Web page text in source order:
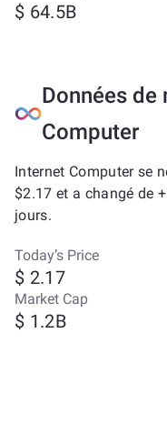
$ 64.5B
Données de
Computer
Internet Computer se
$2.17 et a changé de
jours.
Today’s Price
$ 2.17
Market Cap
$ 1.2B